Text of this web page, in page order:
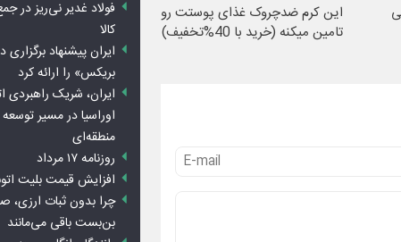
این کرم ضدچروک غذای پوستت رو
تامین میکنه (خرید با 40%تخفیف)
کالا
ایران پیشنهاد
بریکس» را ارائه کرد
ایران، شریک راهبردی
اوراسیا در مسیر
منطقه‌ای
روزنامه ۱۷ مرداد
افزایش قیمت بلیت
چرا بدون ثبات ارزی،
بن‌بست باقی می‌مانند